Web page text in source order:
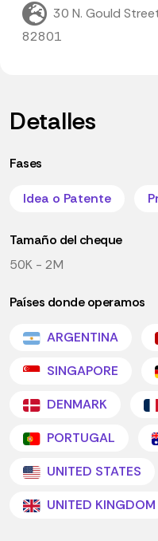
30 N. Gould
82801
Detalles
Fases
Idea o Patente
Tamaño del cheque
50K - 2M
Países donde operamos
ARGENTINA
SINGAPORE
DENMARK
PORTUGAL
UNITED STATES
UNITED KINGDOM